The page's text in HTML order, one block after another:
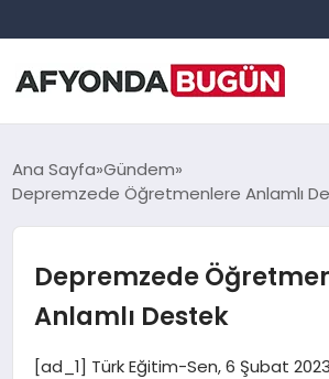
ANASAYFA
EĞITIM
Ana Sayfa Gündem
Depremzede Öğretmenlere Anlamlı
Depremzede
Anlamlı Destek
[ad_1] Türk Eğitim-Sen, 6 Şubat